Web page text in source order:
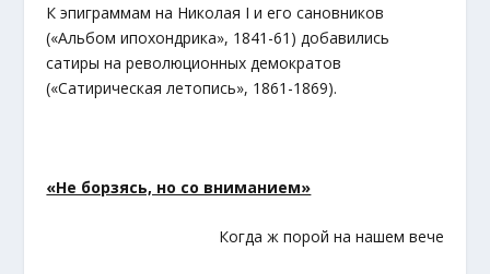
К эпиграммам на Николая I и его сановников
(«Альбом ипохондрика», 1841-61) добавились
сатиры на революционных демократов
(«Сатирическая летопись», 1861-1869).
«Не борзясь, но со вниманием»
Когда ж порой на нашем вече